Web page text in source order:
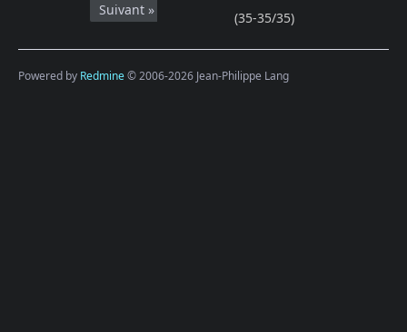
Suivant »
(35-35/35)
Powered by Redmine© 2006-2026 Jean-Philippe Lang